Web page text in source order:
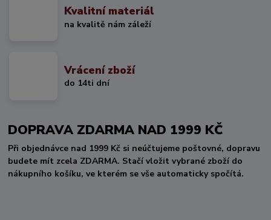
Kvalitní materiál
na kvalitě nám záleží
Vrácení zboží
do 14ti dní
DOPRAVA ZDARMA NAD 1999 KČ
Při objednávce nad 1999 Kč si neúčtujeme poštovné, dopravu
budete mít zcela ZDARMA. Stačí vložit vybrané zboží do
nákupního košíku, ve kterém se vše automaticky spočítá.